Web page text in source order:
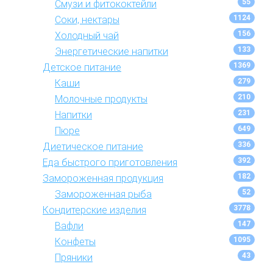
Смузи и фитококтейли 55
Соки, нектары 1124
Холодный чай 156
Энергетические напитки 133
Детское питание 1369
Каши 279
Молочные продукты 210
Напитки 231
Пюре 649
Диетическое питание 336
Еда быстрого приготовления 392
Замороженная продукция 182
Замороженная рыба 52
Кондитерские изделия 3778
Вафли 147
Конфеты 1095
Пряники 43